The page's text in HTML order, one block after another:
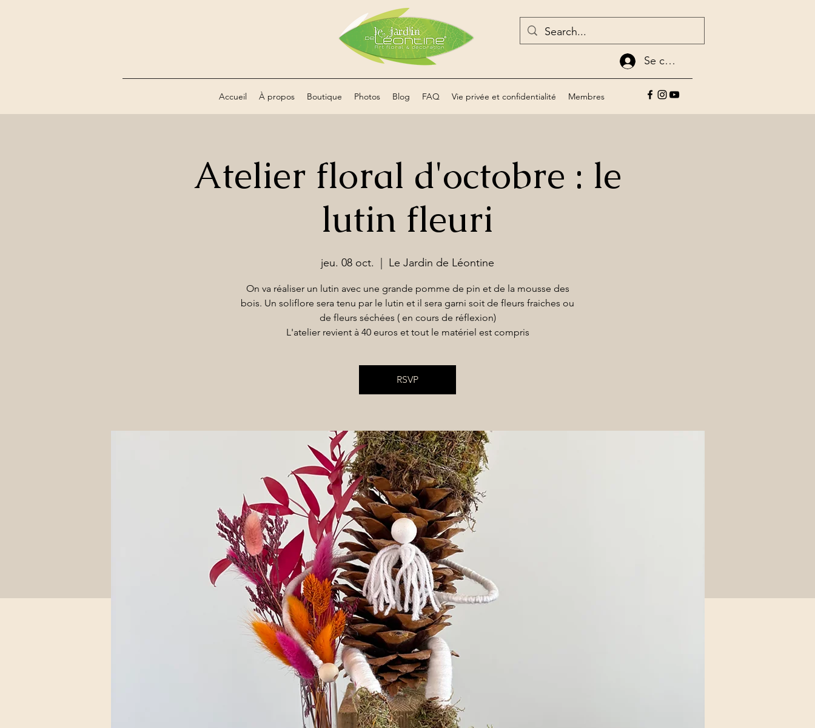
Se connecter
Accueil À propos Boutique Photos Blog FAQ Vie privée et confidentialité Membres
Atelier floral d'octobre : le
lutin fleuri
jeu. 08 oct.
  |
Le Jardin de Léontine
On va réaliser un lutin avec une grande pomme de pin et de la mousse des
bois. Un soliflore sera tenu par le lutin et il sera garni soit de fleurs fraiches ou
de fleurs séchées ( en cours de réflexion)
L'atelier revient à 40 euros et tout le matériel est compris
RSVP